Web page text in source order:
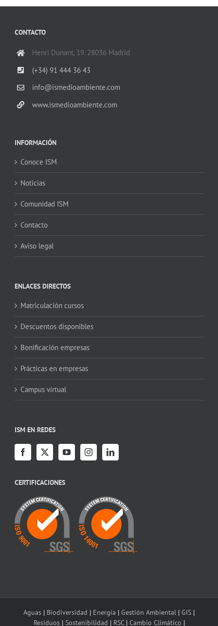
CONTACTO
Henri Dunant, 19. 28036 Madrid
(+34) 91 444 36 43
info@ismedioambiente.com
www.ismedioambiente.com
INFORMACIÓN
Conoce ISM
Noticias
Comunidad ISM
Contacto
Aviso legal
ENLACES DIRECTOS
Matriculación cursos
Descuentos disponibles
Bonificación empresas
Prácticas en empresas
Campus virtual
ISM EN REDES
CERTIFICACIONES
Aguas | Biodiversidad | Energía | Gestión Ambiental | GIS |
Residuos| Sostenibilidad | RSC| Cambio Climático |